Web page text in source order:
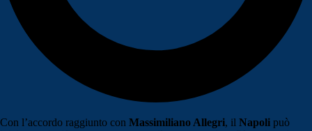
Con l’accordo raggiunto con Massimiliano Allegri, il Napoli può